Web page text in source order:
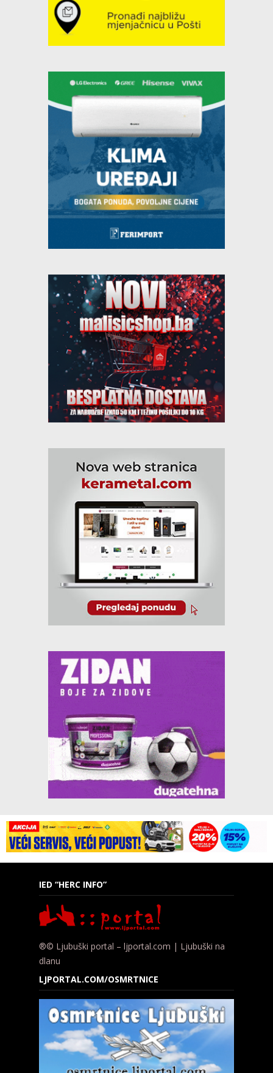
IED “HERC INFO”
®© Ljubuški portal – ljportal.com | Ljubuški na
dlanu
LJPORTAL.COM/OSMRTNICE